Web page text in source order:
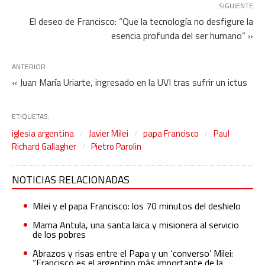
SIGUIENTE
El deseo de Francisco: “Que la tecnología no desfigure la
esencia profunda del ser humano” »
ANTERIOR
« Juan María Uriarte, ingresado en la UVI tras sufrir un ictus
ETIQUETAS:
iglesia argentina Javier Milei papa Francisco
Paul
Richard Gallagher
Pietro Parolin
NOTICIAS RELACIONADAS
Milei y el papa Francisco: los 70 minutos del deshielo
Mama Antula, una santa laica y misionera al servicio
de los pobres
Abrazos y risas entre el Papa y un ‘converso’ Milei: